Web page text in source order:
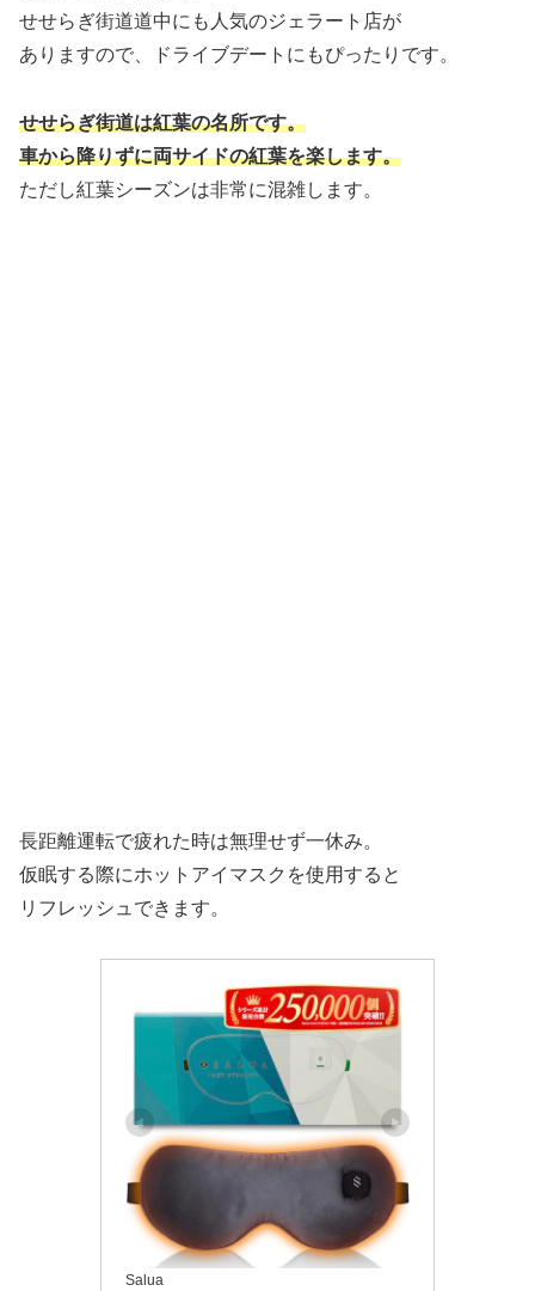
せせらぎ街道道中にも人気のジェラート店が
ありますので、ドライブデートにもぴったりです。
せせらぎ街道は紅葉の名所です。
車から降りずに両サイドの紅葉を楽します。
ただし紅葉シーズンは非常に混雑します。
長距離運転で疲れた時は無理せず一休み。
仮眠する際にホットアイマスクを使用すると
リフレッシュできます。
Salua